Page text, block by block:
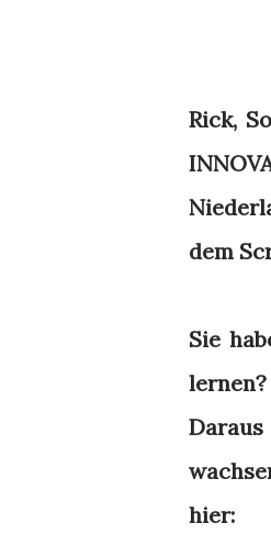
Rick,
dem
Sie
lernen?
hier: